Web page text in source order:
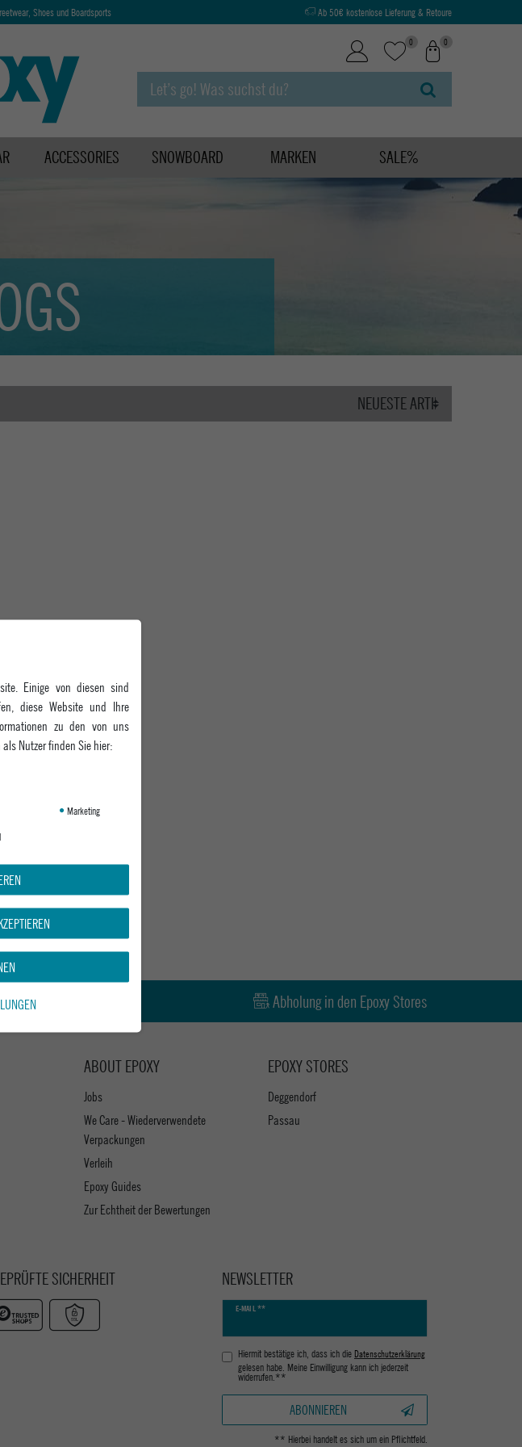
Shoes und Boardsports Ab 50€ kostenlose Lieferung & Retoure
0 0
ACCESSORIES SNOWBOARD MARKEN SALE%
Abholung in den Epoxy Stores
ABOUT EPOXY
Jobs
We Care - Wiederverwendete
Verpackungen
Verleih
Epoxy Guides
Zur Echtheit der Bewertungen
EPOXY STORES
Deggendorf
Passau
SICHERHEIT NEWSLETTER
E-MAIL **
Newsletter
Hiermit bestätige ich, dass ich die Daten­schutz­erklärung
gelesen habe. Meine Einwilligung kann ich jederzeit
widerrufen.**
ABONNIEREN
** Hierbei handelt es sich um ein Pflichtfeld.
Einige von diesen sind
diese Website und Ihre
zu den von uns
Nutzer finden Sie hier:
Marketing